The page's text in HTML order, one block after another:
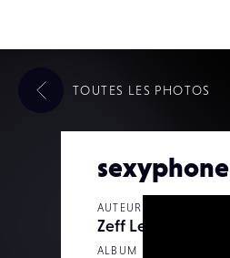
sexyphone
AUTEUR
Zeff Leduc
ALBUM
TOUTES LES PHOTOS